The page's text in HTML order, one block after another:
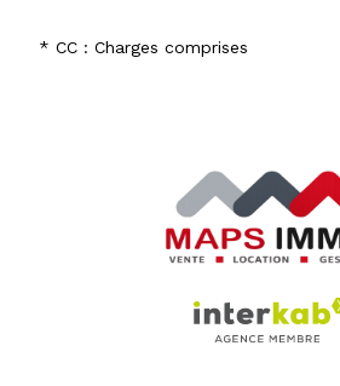
* CC : Charges comprises